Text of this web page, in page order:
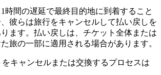
時間の遅延で最終目的地に到着すること
彼らは旅行をキャンセルして払い戻しを
ます。払い戻しは、チケット全体または
旅の一部に適用される場合があります。
キャンセルまたは交換するプロセスは